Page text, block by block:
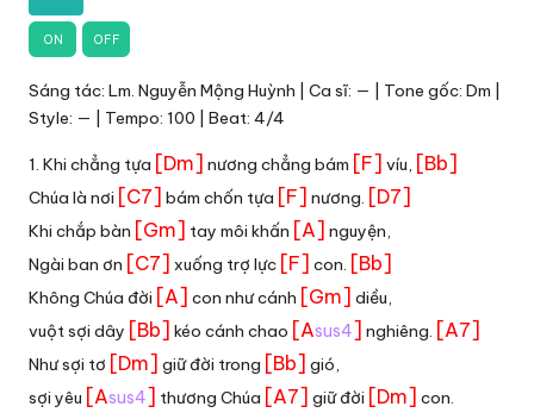
ON OFF
Sáng tác: Lm. Nguyễn Mộng Huỳnh | Ca sĩ: — | Tone gốc: Dm |
Style: — | Tempo: 100 | Beat: 4/4
1. Khi chẳng tựa [Dm] nương chẳng bám [F] víu, [Bb]
Chúa là nơi [C7] bám chốn tựa [F] nương. [D7]
Khi chắp bàn [Gm] tay môi khấn [A] nguyện,
Ngài ban ơn [C7] xuống trợ lực [F] con. [Bb]
Không Chúa đời [A] con như cánh [Gm] diều,
vuột sợi dây [Bb] kéo cánh chao [Asus4] nghiêng. [A7]
Như sợi tơ [Dm] giữ đời trong [Bb] gió,
sợi yêu [Asus4] thương Chúa [A7] giữ đời [Dm] con.